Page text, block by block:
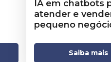
IA em chatbots
atender e
pequeno
Saiba mais